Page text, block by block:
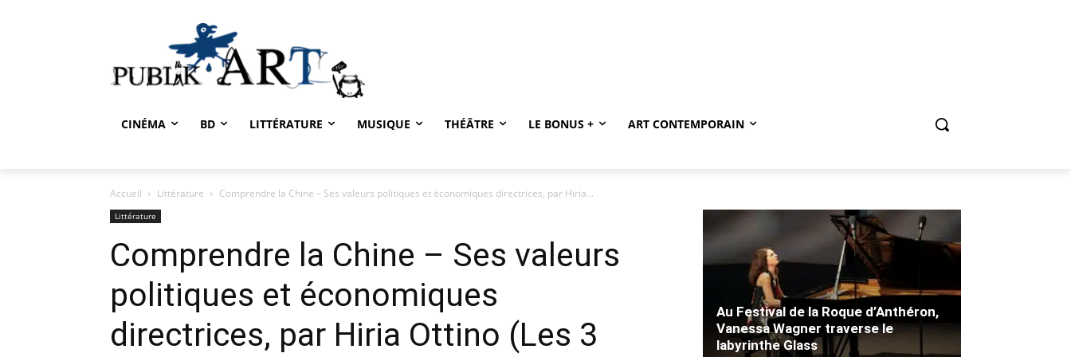
CINÉMA BD LITTÉRATURE MUSIQUE THÉÂTRE LE BONUS + ART CONTEMPORAIN
Accueil Littérature Comprendre la Chine – Ses valeurs politiques et économiques directrices, par Hiria...
Littérature
Comprendre la Chine – Ses valeurs
politiques et économiques
directrices, par Hiria Ottino (Les 3
Au Festival de la Roque d’Anthéron,
Vanessa Wagner traverse le
labyrinthe Glass